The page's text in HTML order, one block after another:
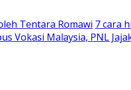
Tentara Romawi 7 cara
Vokasi Malaysia, PNL